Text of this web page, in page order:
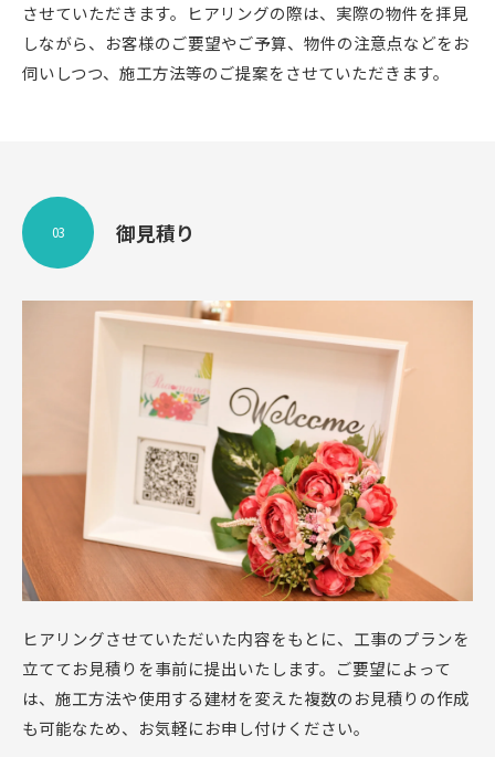
させていただきます。ヒアリングの際は、実際の物件を拝見
しながら、お客様のご要望やご予算、物件の注意点などをお
伺いしつつ、施工方法等のご提案をさせていただきます。
御見積り
03
ヒアリングさせていただいた内容をもとに、工事のプランを
立ててお見積りを事前に提出いたします。ご要望によって
は、施工方法や使用する建材を変えた複数のお見積りの作成
も可能なため、お気軽にお申し付けください。